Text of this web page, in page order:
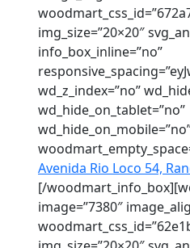
img_size=”20×20″
info_box_inline=”no”
wd_z_index=”no”
wd_hide_on_tablet=”no”
Avenida Rio Loco 54,
[/
image=”7380″